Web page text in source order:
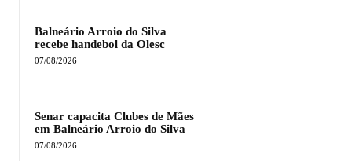
Balneário Arroio do Silva
recebe handebol da Olesc
07/08/2026
Senar capacita Clubes de Mães
em Balneário Arroio do Silva
07/08/2026